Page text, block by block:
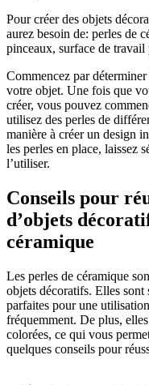
Pour créer des objets
aurez besoin de: perles de
pinceaux, surface de travail
Commencez par
votre objet. Une fois que
créer, vous pouvez
utilisez des perles de
manière à créer un design
les perles en place, laissez
l’utiliser.
Conseils pour
d’objets
céramique
Les perles de céramique
objets décoratifs. Elles sont
parfaites pour une
fréquemment. De plus,
colorées, ce qui vous
quelques conseils pour